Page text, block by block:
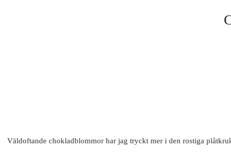
Väldoftande chokladblommor har jag tryckt mer i den rostiga